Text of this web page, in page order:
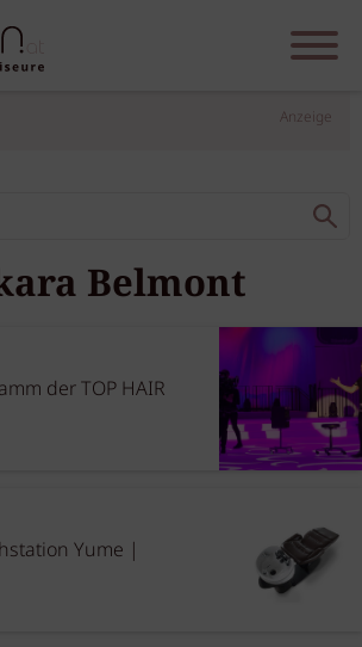
Anzeige
Belmont
der TOP HAIR
Yume |